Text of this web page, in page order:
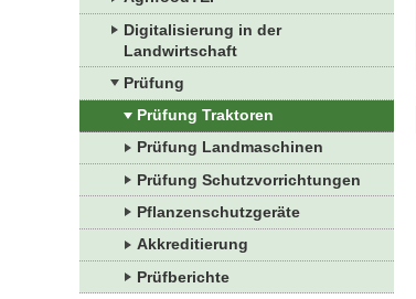
Digitalisierung in der
Landwirtschaft
Prüfung
Prüfung Traktoren
Prüfung Landmaschinen
Prüfung Schutzvorrichtungen
Pflanzenschutzgeräte
Akkreditierung
Prüfberichte